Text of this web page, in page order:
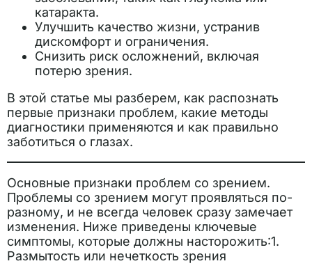
катаракта.
Улучшить качество жизни, устранив
дискомфорт и ограничения.
Снизить риск осложнений, включая
потерю зрения.
В этой статье мы разберем, как распознать
первые признаки проблем, какие методы
диагностики применяются и как правильно
заботиться о глазах.
Основные признаки проблем со зрением.
Проблемы со зрением могут проявляться по-
разному, и не всегда человек сразу замечает
изменения. Ниже приведены ключевые
симптомы, которые должны насторожить:1.
Размытость или нечеткость зрения